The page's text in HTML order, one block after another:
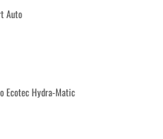
Auto
Ecotec Hydra-Matic